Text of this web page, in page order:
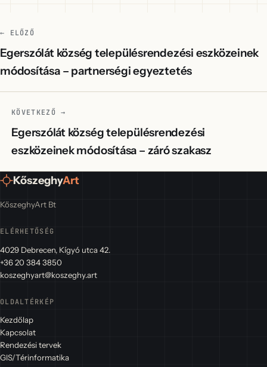
← ELŐZŐ
Egerszólát község településrendezési eszközeinek
módosítása – partnerségi egyeztetés
KÖVETKEZŐ →
Egerszólát község településrendezési
eszközeinek módosítása – záró szakasz
KőszeghyArt
KőszeghyArt Bt
ELÉRHETŐSÉG
4029 Debrecen, Kígyó utca 42.
+36 20 384 3850
koszeghyart@koszeghy.art
OLDALTÉRKÉP
Kezdőlap
Kapcsolat
Rendezési tervek
GIS/Térinformatika